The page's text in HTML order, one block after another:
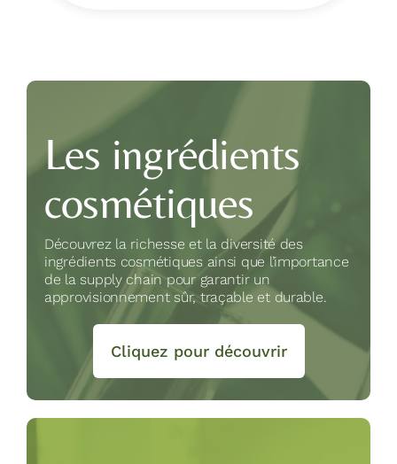
Les ingrédients
cosmétiques
Découvrez la richesse et la diversité des
ingrédients cosmétiques ainsi que l’importance
de la supply chain pour garantir un
approvisionnement sûr, traçable et durable.
Cliquez pour découvrir